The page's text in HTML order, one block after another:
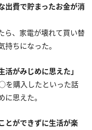
出費で貯まったお金が消
ら、家電が壊れて買い替
ちになった。
活がみじめに思えた」
を購入したといった話
思えた。
とができずに生活が楽